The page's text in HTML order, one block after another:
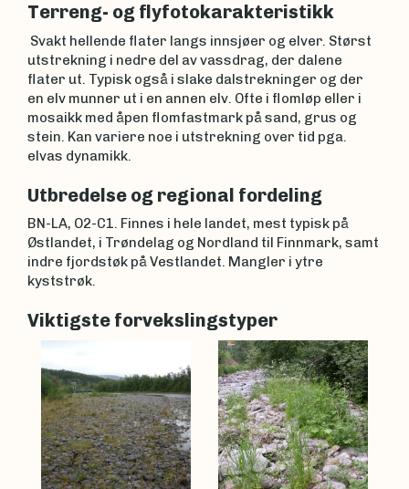
Terreng- og flyfotokarakteristikk
Svakt hellende flater langs innsjøer og elver. Størst
utstrekning i nedre del av vassdrag, der dalene
flater ut. Typisk også i slake dalstrekninger og der
en elv munner ut i en annen elv. Ofte i flomløp eller i
mosaikk med åpen flomfastmark på sand, grus og
stein. Kan variere noe i utstrekning over tid pga.
elvas dynamikk.
Utbredelse og regional fordeling
BN-LA, O2-C1. Finnes i hele landet, mest typisk på
Østlandet, i Trøndelag og Nordland til Finnmark, samt
indre fjordstøk på Vestlandet. Mangler i ytre
kyststrøk.
Viktigste forvekslingstyper